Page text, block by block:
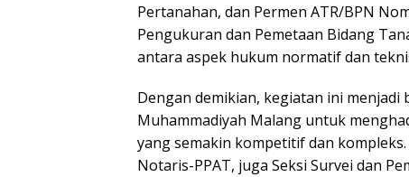
Pertanahan, dan Permen ATR/BPN
Pengukuran dan Pemetaan Bidang
antara aspek hukum normatif dan
Dengan demikian, kegiatan ini menjadi
Muhammadiyah Malang untuk
yang semakin kompetitif dan
Notaris-PPAT, juga Seksi Survei dan